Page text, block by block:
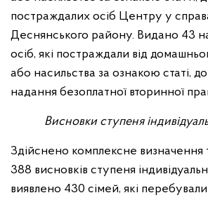
постраждалих осіб Центру у
Деснянського району. Видано 43
осіб, які постраждали від
або насильства за ознакою статі,
надання безоплатної вторинної
Висновки ступеня
Здійснено комплексне визначення
388 висновків ступеня
виявлено 430 сімей, які